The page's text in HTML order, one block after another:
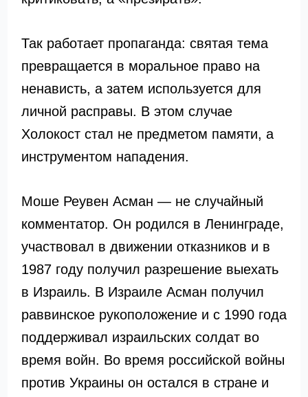
Так работает пропаганда: святая тема
превращается в моральное право на
ненависть, а затем используется для
личной расправы. В этом случае
Холокост стал не предметом памяти, а
инструментом нападения.
Моше Реувен Асман — не случайный
комментатор. Он родился в Ленинграде,
участвовал в движении отказников и в
1987 году получил разрешение выехать
в Израиль. В Израиле Асман получил
раввинское рукоположение и с 1990 года
поддерживал израильских солдат во
время войн. Во время российской войны
против Украины он остался в стране и